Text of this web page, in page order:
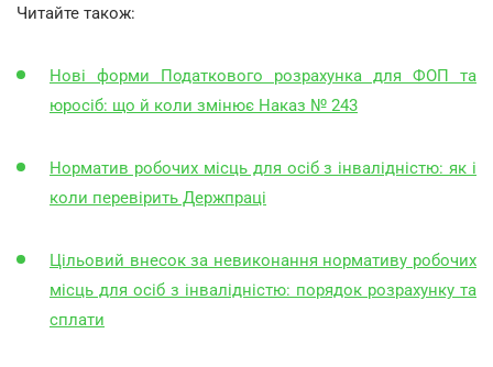
Читайте також:
Нові форми Податкового розрахунка для ФОП та
юросіб: що й коли змінює Наказ № 243
Норматив робочих місць для осіб з інвалідністю: як і
коли перевірить Держпраці
Цільовий внесок за невиконання нормативу робочих
місць для осіб з інвалідністю: порядок розрахунку та
сплати